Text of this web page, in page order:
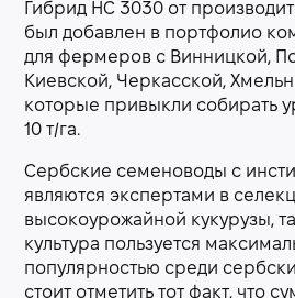
Гибрид НС 3030 от
был добавлен в портфолио
для фермеров с Винницкой,
Киевской, Черкасской,
которые привыкли собирать
10 т/га.
Сербские семеноводы с
являются экспертами в
высокоурожайной кукурузы,
культура пользуется
популярностью среди
стоит отметить тот факт, что